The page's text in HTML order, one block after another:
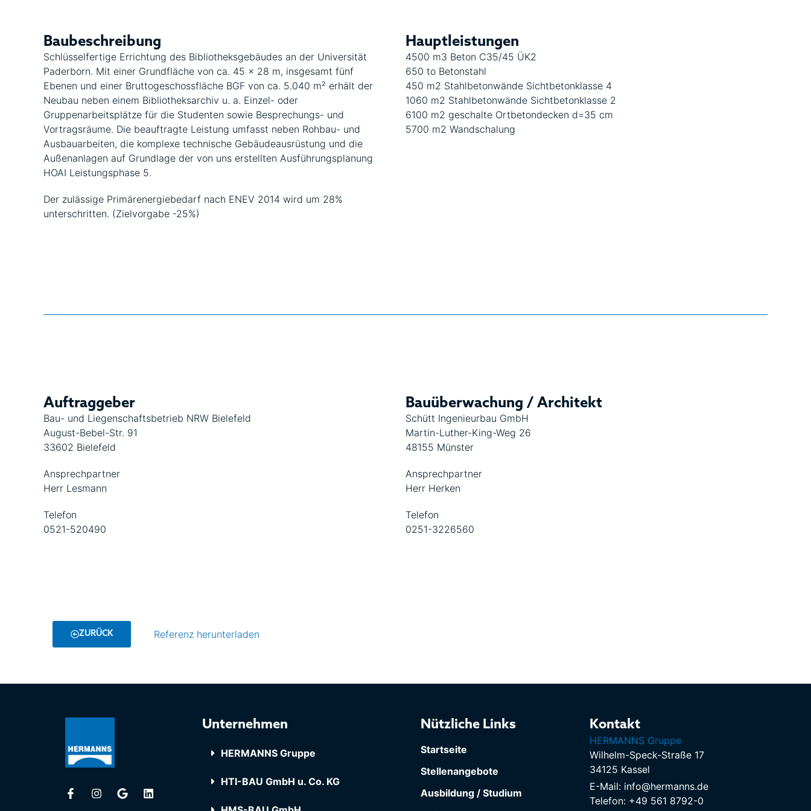
Baubeschreibung
Schlüsselfertige Errichtung des Bibliotheksgebäudes an der Universität
Paderborn. Mit einer Grundfläche von ca. 45 x 28 m, insgesamt fünf
Ebenen und einer Bruttogeschossfläche BGF von ca. 5.040 m² erhält der
Neubau neben einem Bibliotheksarchiv u. a. Einzel- oder
Gruppenarbeitsplätze für die Studenten sowie Besprechungs- und
Vortragsräume. Die beauftragte Leistung umfasst neben Rohbau- und
Ausbauarbeiten, die komplexe technische Gebäudeausrüstung und die
Außenanlagen auf Grundlage der von uns erstellten Ausführungsplanung
HOAI Leistungsphase 5.
Der zulässige Primärenergiebedarf nach ENEV 2014 wird um 28%
unterschritten. (Zielvorgabe -25%)
Hauptleistungen
4500 m3 Beton C35/45 ÜK2
650 to Betonstahl
450 m2 Stahlbetonwände Sichtbetonklasse 4
1060 m2 Stahlbetonwände Sichtbetonklasse 2
6100 m2 geschalte Ortbetondecken d=35 cm
5700 m2 Wandschalung
Auftraggeber
Bau- und Liegenschaftsbetrieb NRW Bielefeld
August-Bebel-Str. 91
33602 Bielefeld
Ansprechpartner
Herr Lesmann
Telefon
0521-520490
Bauüberwachung / Architekt
Schütt Ingenieurbau GmbH
Martin-Luther-King-Weg 26
48155 Münster
Ansprechpartner
Herr Herken
Telefon
0251-3226560
ZURÜCK Referenz herunterladen
Unternehmen
HERMANNS Gruppe
HTI-BAU GmbH u. Co. KG
Nützliche Links
Startseite
Stellenangebote
Ausbildung / Studium
Kontakt
HERMANNS Gruppe
Wilhelm-Speck-Straße 17
34125 Kassel
E-Mail: info@hermanns.de
Telefon: +49 561 8792-0